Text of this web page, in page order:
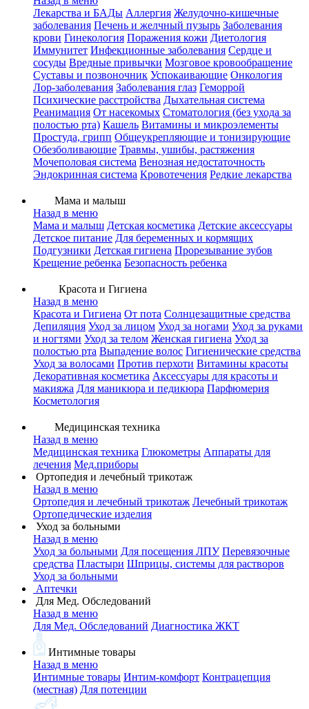
Лекарства и БАДы Аллергия Желудочно-кишечные
заболевания Печень и желчный пузырь Заболевания
крови Гинекология Поражения кожи Диетология
Иммунитет Инфекционные заболевания Сердце и
сосуды Вредные привычки Мозговое кровообращение
Суставы и позвоночник Успокаивающие Онкология
Лор-заболевания Заболевания глаз Геморрой
Психические расстройства Дыхательная система
Реанимация От насекомых Стоматология (без ухода за
полостью рта) Кашель Витамины и микроэлементы
Простуда, грипп Общеукрепляющие и тонизирующие
Обезболивающие Травмы, ушибы, растяжения
Мочеполовая система Венозная недостаточность
Эндокринная система Кровотечения Редкие лекарства
Мама и малыш
Назад в меню
Мама и малыш Детская косметика Детские аксессуары
Детское питание Для беременных и кормящих
Подгузники Детская гигиена Прорезывание зубов
Крещение ребенка Безопасность ребенка
Красота и Гигиена
Назад в меню
Красота и Гигиена От пота Солнцезащитные средства
Депиляция Уход за лицом Уход за ногами Уход за руками
и ногтями Уход за телом Женская гигиена Уход за
полостью рта Выпадение волос Гигиенические средства
Уход за волосами Против перхоти Витамины красоты
Декоративная косметика Аксессуары для красоты и
макияжа Для маникюра и педикюра Парфюмерия
Косметология
Медицинская техника
Назад в меню
Медицинская техника Глюкометры Аппараты для
лечения Мед.приборы
Ортопедия и лечебный трикотаж
Назад в меню
Ортопедия и лечебный трикотаж Лечебный трикотаж
Ортопедические изделия
Уход за больными
Назад в меню
Уход за больными Для посещения ЛПУ Перевязочные
средства Пластыри Шприцы, системы для растворов
Уход за больными
Аптечки
Для Мед. Обследований
Назад в меню
Для Мед. Обследований Диагностика ЖКТ
Интимные товары
Назад в меню
Интимные товары Интим-комфорт Контрацепция
(местная) Для потенции